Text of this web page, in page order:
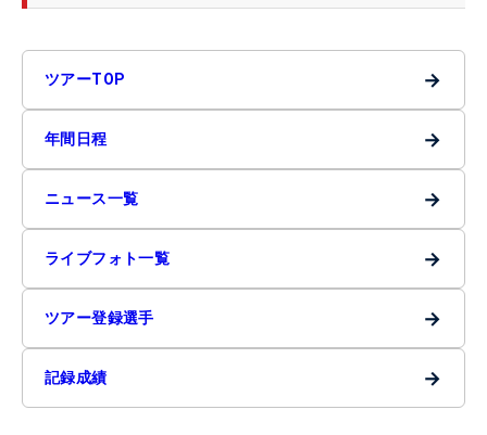
ツアーTOP →
年間日程 →
ニュース一覧 →
ライブフォト一覧 →
ツアー登録選手 →
記録成績 →